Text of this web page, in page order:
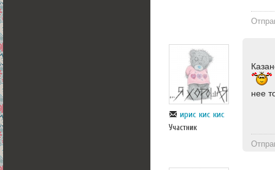
ирис кис кис
Участник
нее